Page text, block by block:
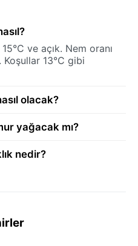
ve açık. Nem oranı
Koşullar 13°C gibi
olacak?
yağacak mı?
nedir?